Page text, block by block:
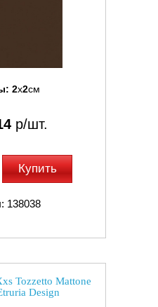
2x2см
р/шт.
Купить
138038
Tozzetto Mattone
Design